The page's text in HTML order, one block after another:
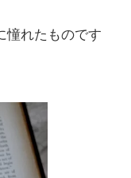
憧れたものです